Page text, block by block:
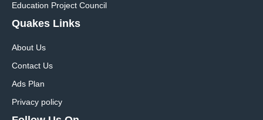
Education Project Council
Quakes Links
About Us
Contact Us
Ads Plan
Privacy policy